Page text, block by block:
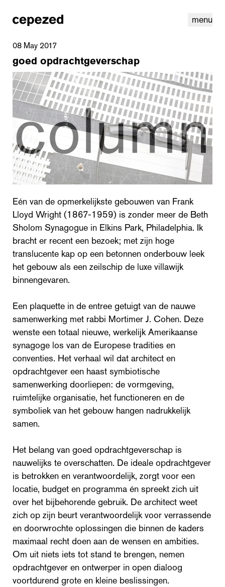
menu
linkedinyoutube cookies |
08 May 2017
goed opdrachtgeverschap
Eén van de opmerkelijkste gebouwen van Frank
Lloyd Wright (1867-1959) is zonder meer de Beth
Sholom Synagogue in Elkins Park, Philadelphia. Ik
bracht er recent een bezoek; met zijn hoge
translucente kap op een betonnen onderbouw leek
het gebouw als een zeilschip de luxe villawijk
binnengevaren.
Een plaquette in de entree getuigt van de nauwe
samenwerking met rabbi Mortimer J. Cohen. Deze
wenste een totaal nieuwe, werkelijk Amerikaanse
synagoge los van de Europese tradities en
conventies. Het verhaal wil dat architect en
opdrachtgever een haast symbiotische
samenwerking doorliepen: de vormgeving,
ruimtelijke organisatie, het functioneren en de
symboliek van het gebouw hangen nadrukkelijk
samen.
Het belang van goed opdrachtgeverschap is
nauwelijks te overschatten. De ideale opdrachtgever
is betrokken en verantwoordelijk, zorgt voor een
locatie, budget en programma én spreekt zich uit
over het bijbehorende gebruik. De architect weet
zich op zijn beurt verantwoordelijk voor verrassende
en doorwrochte oplossingen die binnen de kaders
maximaal recht doen aan de wensen en ambities.
Om uit niets iets tot stand te brengen, nemen
opdrachtgever en ontwerper in open dialoog
voortdurend grote en kleine beslissingen.